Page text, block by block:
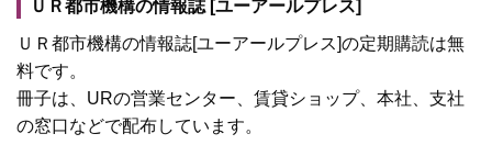
ＵＲ都市機構の情報誌 [ユーアールプレス]
ＵＲ都市機構の情報誌[ユーアールプレス]の定期購読は無
料です。
冊子は、URの営業センター、賃貸ショップ、本社、支社
の窓口などで配布しています。